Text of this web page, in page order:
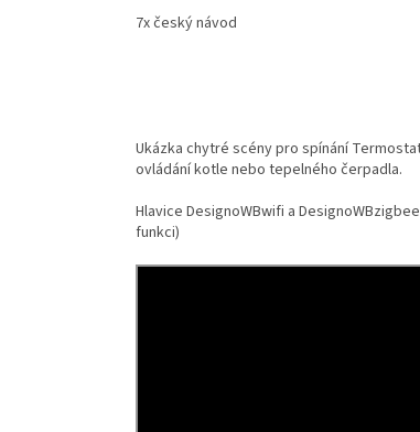
7x český návod
Ukázka chytré scény pro spínání
ovládání kotle nebo tepelného čerpadla.
Hlavice DesignoWBwifi a
funkci)